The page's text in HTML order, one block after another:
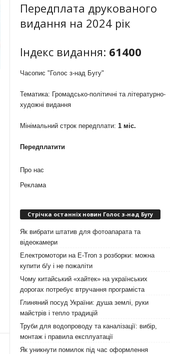
Передплата друкованого
видання на 2024 рік
Індекс видання: 61400
Часопис "Голос з-над Бугу"
Тематика: Громадсько-політичні та літературно-
художні видання
Мінімальний строк передплати: 1 міс.
Передплатити
Про нас
Реклама
Стрічка останніх новин Голос з-над Бугу
Як вибрати штатив для фотоапарата та
відеокамери
Електромотори на E-Tron з розборки: можна
купити б/у і не пожаліти
Чому китайський «хайтек» на українських
дорогах потребує втручання програміста
Глиняний посуд України: душа землі, руки
майстрів і тепло традицій
Труби для водопроводу та каналізації: вибір,
монтаж і правила експлуатації
Як уникнути помилок під час оформлення